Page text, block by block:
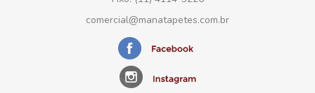
comercial@manatapetes.com.br